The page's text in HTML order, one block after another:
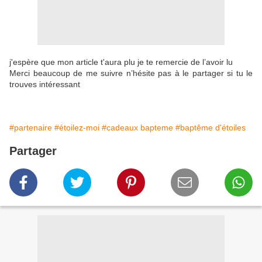
j'espère que mon article t'aura plu je te remercie de l’avoir lu
Merci beaucoup de me suivre n’hésite pas à le partager si tu le
trouves intéressant
#partenaire #étoilez-moi #cadeaux bapteme #baptême d'étoiles
Partager